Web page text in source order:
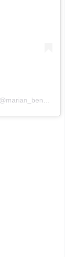
Een bericht gedeeld door Maria Trotter (@marian_benb_portugal)